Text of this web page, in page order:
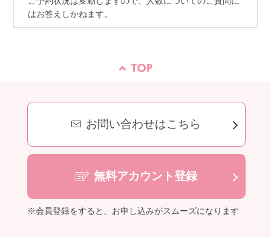
はお答えしかねます。
お問い合わせはこちら
無料アカウント登録
※会員登録をすると、お申し込みがスムーズになります